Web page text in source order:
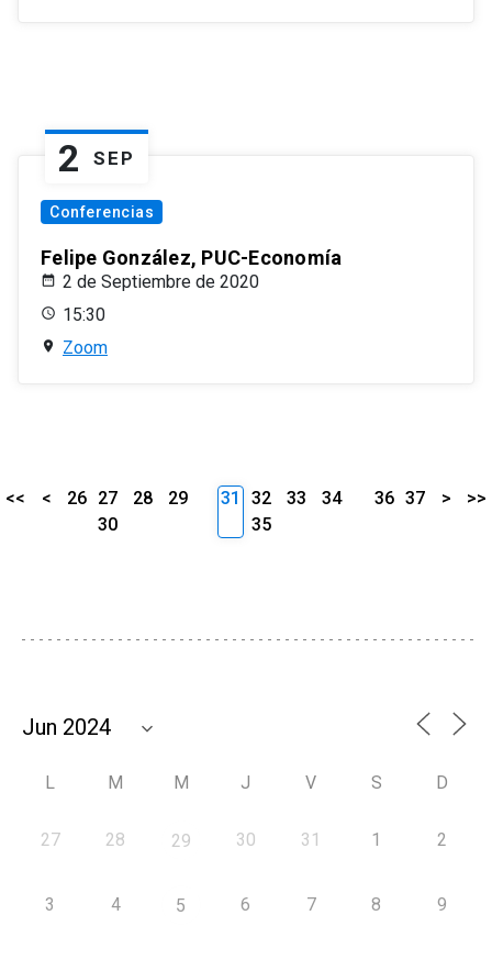
2 SEP
Conferencias
Felipe González, PUC-Economía
2 de Septiembre de 2020
15:30
Zoom
<< < 26 27 28
29
30
31 32 33
34
35
36 37 > >>
L M M J V S D
27 28 29 30 31 1 2
3 4 5 6 7 8 9